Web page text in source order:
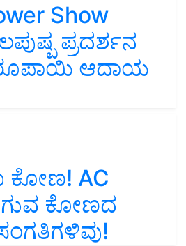
Show
ಪ್ರದರ್ಶನ
ಆದಾಯ
ಕೋಣ! AC
ಕೋಣದ